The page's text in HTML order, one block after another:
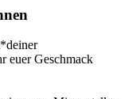
euer Geschmack